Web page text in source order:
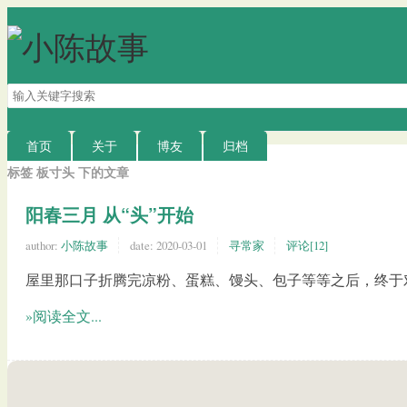
搜
索
关
字
首页 关于 博友 归档
标签 板寸头 下的文章
阳春三月 从“头”开始
author: 小陈故事 date: 2020-03-01 寻常家 评论[12]
屋里那口子折腾完凉粉、蛋糕、馒头、包子等等之后，终于
»阅读全文...